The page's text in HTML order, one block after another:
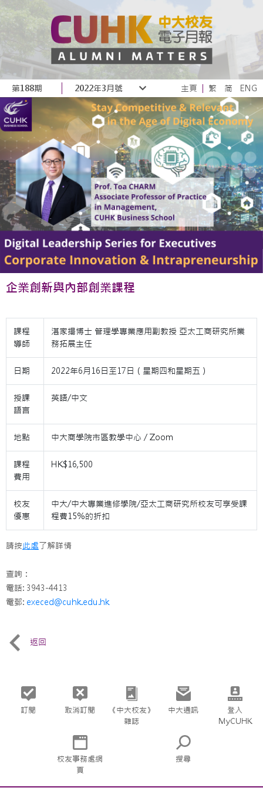
第188期 2022年3月號 主頁 繁 简 ENG
企業創新與內部創業課程
課程
導師
湛家揚博士 管理學專業應用副教授 亞太工商研究所業
務拓展主任
日期 2022年6月16日至17日（星期四和星期五）
授課
語言
英語/中文
地點 中大商學院市區教學中心 / Zoom
課程
費用
HK$16,500
校友
優惠
中大/中大專業進修學院/亞太工商研究所校友可享受課
程費15％的折扣
請按此處了解詳情
查詢：
電話: 3943-4413
電郵: execed@cuhk.edu.hk
返回
訂閱 取消訂閱
《中大校友》
雜誌
中大通訊
登入
MyCUHK
校友事務處網
頁
搜尋